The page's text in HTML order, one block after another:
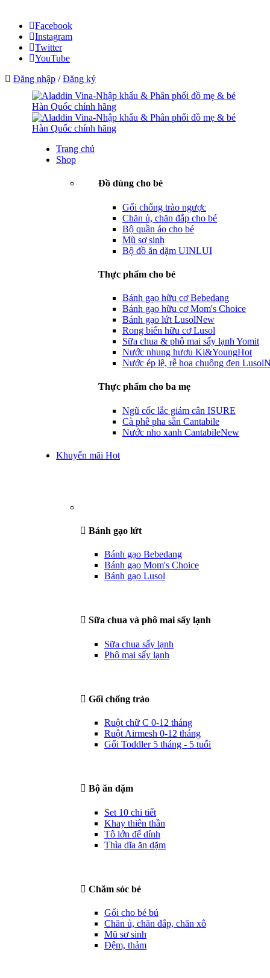
Facebook
Instagram
Twitter
YouTube
Đăng nhập /Đăng ký
Trang chủ
Shop
Đồ dùng cho bé
Gối chống trào ngược
Chăn ủ, chăn đắp cho bé
Bộ quần áo cho bé
Mũ sơ sinh
Bộ đồ ăn dặm UINLUI
Thực phẩm cho bé
Bánh gạo hữu cơ Bebedang
Bánh gạo hữu cơ Mom's Choice
Bánh gạo lứt LusolNew
Rong biển hữu cơ Lusol
Sữa chua & phô mai sấy lạnh Yomit
Nước nhung hươu Ki&YoungHot
Nước ép lê, rễ hoa chuông đen Lusol
Thực phẩm cho ba mẹ
Ngũ cốc lắc giảm cân ISURE
Cà phê pha sẵn Cantabile
Nước nho xanh CantabileNew
Khuyến mãi Hot
Bánh gạo lứt
Bánh gạo Bebedang
Bánh gạo Mom's Choice
Bánh gạo Lusol
Sữa chua và phô mai sấy lạnh
Sữa chua sấy lạnh
Phô mai sấy lạnh
Gối chống trào
Ruột chữ C 0-12 tháng
Ruột Airmesh 0-12 tháng
Gối Toddler 5 tháng - 5 tuổi
Bộ ăn dặm
Set 10 chi tiết
Khay thiên thần
Tô lớn đế dính
Thìa dĩa ăn dặm
Chăm sóc bé
Gối cho bé bú
Chăn ủ, chăn đắp, chăn xô
Mũ sơ sinh
Đệm, thảm